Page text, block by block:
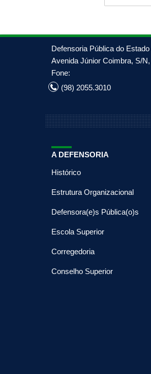
Defensoria Pública do
Avenida Júnior Coimbra, S/
Fone:
(98) 2055.3010
A DEFENSORIA
Histórico
Estrutura Organizacional
Defensora(e)s Pública(o)s
Escola Superior
Corregedoria
Conselho Superior